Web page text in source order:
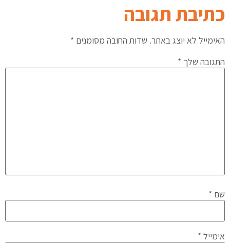
כתיבת תגובה
האימייל לא יוצג באתר. שדות החובה מסומנים *
התגובה שלך *
שם *
אימייל *